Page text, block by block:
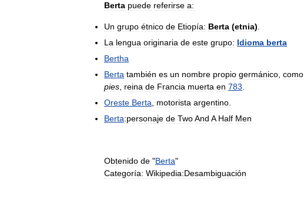
Berta puede referirse a:
Un grupo étnico de Etiopía: Berta (etnia)
La lengua originaria de este grupo: Idioma berta
Bertha
Berta también es un nombre propio germánico como
pies reina de Francia muerta en 783
Oreste Berta motorista argentino
Berta:personaje de TwoAnd A Half Men
Obtenido de "Berta"
Categoría: Wikipedia:Desambiguación